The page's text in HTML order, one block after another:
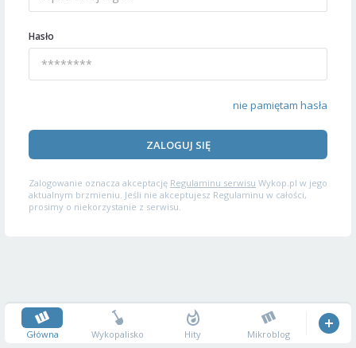
Hasło
nie pamiętam hasła
ZALOGUJ SIĘ
Zalogowanie oznacza akceptację Regulaminu serwisu Wykop.pl w jego
aktualnym brzmieniu. Jeśli nie akceptujesz Regulaminu w całości,
prosimy o niekorzystanie z serwisu.
Główna Wykopalisko Hity Mikroblog